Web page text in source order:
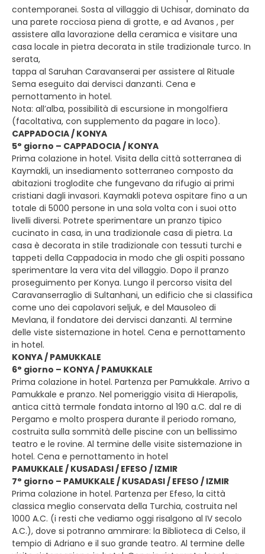
contemporanei. Sosta al villaggio di Uchisar, dominato da
una parete rocciosa piena di grotte, e ad Avanos , per
assistere alla lavorazione della ceramica e visitare una
casa locale in pietra decorata in stile tradizionale turco. In
serata,
tappa al Saruhan Caravanserai per assistere al Rituale
Sema eseguito dai dervisci danzanti. Cena e
pernottamento in hotel.
Nota: all’alba, possibilità di escursione in mongolfiera
(facoltativa, con supplemento da pagare in loco).
CAPPADOCIA / KONYA
5° giorno – CAPPADOCIA / KONYA
Prima colazione in hotel. Visita della città sotterranea di
Kaymakli, un insediamento sotterraneo composto da
abitazioni troglodite che fungevano da rifugio ai primi
cristiani dagli invasori. Kaymakli poteva ospitare fino a un
totale di 5000 persone in una sola volta con i suoi otto
livelli diversi. Potrete sperimentare un pranzo tipico
cucinato in casa, in una tradizionale casa di pietra. La
casa è decorata in stile tradizionale con tessuti turchi e
tappeti della Cappadocia in modo che gli ospiti possano
sperimentare la vera vita del villaggio. Dopo il pranzo
proseguimento per Konya. Lungo il percorso visita del
Caravanserraglio di Sultanhani, un edificio che si classifica
come uno dei capolavori seljuk, e del Mausoleo di
Mevlana, il fondatore dei dervisci danzanti. Al termine
delle viste sistemazione in hotel. Cena e pernottamento
in hotel.
KONYA / PAMUKKALE
6° giorno – KONYA / PAMUKKALE
Prima colazione in hotel. Partenza per Pamukkale. Arrivo a
Pamukkale e pranzo. Nel pomeriggio visita di Hierapolis,
antica città termale fondata intorno al 190 a.C. dal re di
Pergamo e molto prospera durante il periodo romano,
costruita sulla sommità delle piscine con un bellissimo
teatro e le rovine. Al termine delle visite sistemazione in
hotel. Cena e pernottamento in hotel
PAMUKKALE / KUSADASI / EFESO / IZMIR
7° giorno – PAMUKKALE / KUSADASI / EFESO / IZMIR
Prima colazione in hotel. Partenza per Efeso, la città
classica meglio conservata della Turchia, costruita nel
1000 A.C. (i resti che vediamo oggi risalgono al IV secolo
A.C.), dove si potranno ammirare: la Biblioteca di Celso, il
tempio di Adriano e il suo grande teatro. Al termine delle